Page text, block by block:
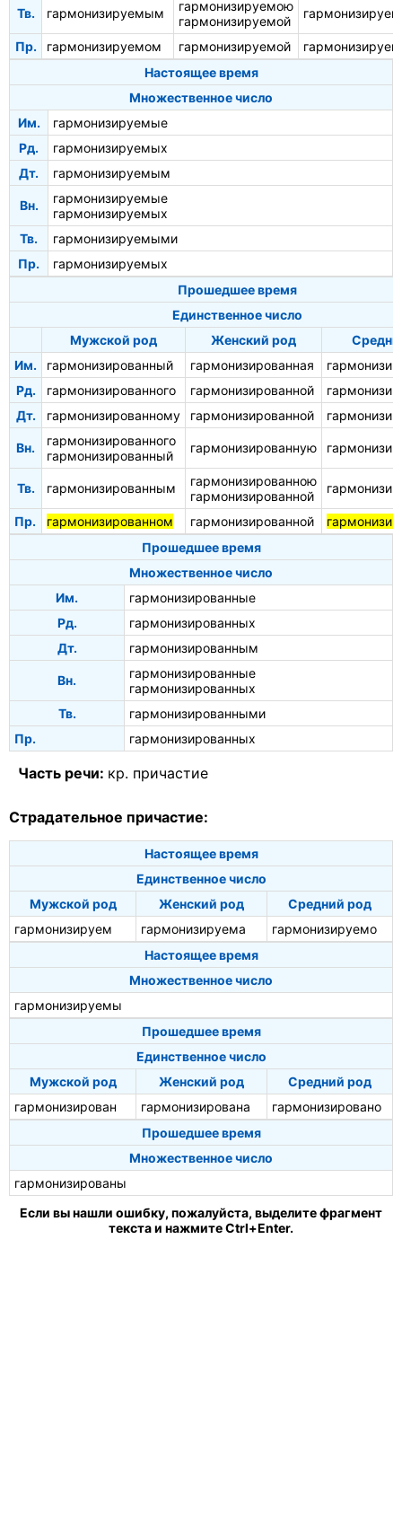
Тв. гармонизируемым
гармонизируемою
гармонизируемой
Пр. гармонизируемом гармонизируемой
Настоящее время
Множественное число
Им.
гармонизируемые
Рд.
гармонизируемых
Дт.
гармонизируемым
Вн.
гармонизируемые
гармонизируемых
Тв.
гармонизируемыми
Пр.
гармонизируемых
Прошедшее время
Единственное число
Мужской род
Женский род
Им.
гармонизированный гармонизированная
Рд.
гармонизированного гармонизированной
Дт.
гармонизированному гармонизированной
Вн.
гармонизированного
гармонизированный
гармонизированную
Тв. гармонизированным
гармонизированною
гармонизированной
Пр. гармонизированном гармонизированной
Прошедшее время
Множественное число
Им.
гармонизированные
Рд.
гармонизированных
Дт.
гармонизированным
Вн.
гармонизированные
гармонизированных
Тв.
гармонизированными
Пр.
гармонизированных
Часть речи: кр. причастие
Страдательное причастие:
Настоящее время
Единственное число
Мужской род
Женский род
Средний род
гармонизируем
гармонизируема
гармонизируемо
Настоящее время
Множественное число
гармонизируемы
Прошедшее время
Единственное число
Мужской род
Женский род
Средний род
гармонизирован
гармонизирована
гармонизировано
Прошедшее время
Множественное число
гармонизированы
Если вы нашли ошибку, пожалуйста, выделите фрагмент
текста и нажмите Ctrl+Enter.